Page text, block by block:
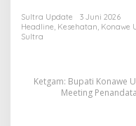
Sultra Update
3 Juni 2026
Headline, Kesehatan, Konawe
Sultra
Ketgam: Bupati Konawe
Meeting